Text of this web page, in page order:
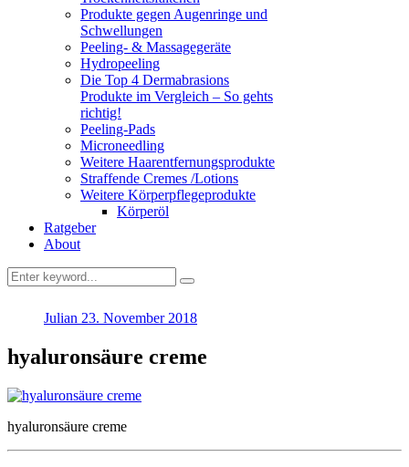
Produkte gegen Augenringe und
Schwellungen
Peeling- & Massagegeräte
Hydropeeling
Die Top 4 Dermabrasions
Produkte im Vergleich – So gehts
richtig!
Peeling-Pads
Microneedling
Weitere Haarentfernungsprodukte
Straffende Cremes /Lotions
Weitere Körperpflegeprodukte
Körperöl
Ratgeber
About
Julian 23. November 2018
hyaluronsäure creme
hyaluronsäure creme